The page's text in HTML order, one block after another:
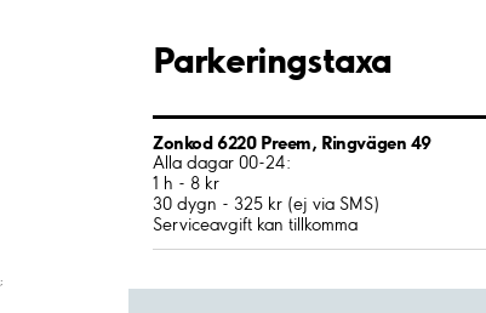
Parkeringstaxa
Zonkod 6220 Preem, Ringvägen 49
Alla dagar 00-24:
1 h - 8 kr
30 dygn - 325 kr (ej via SMS)
Serviceavgift kan tillkomma
;